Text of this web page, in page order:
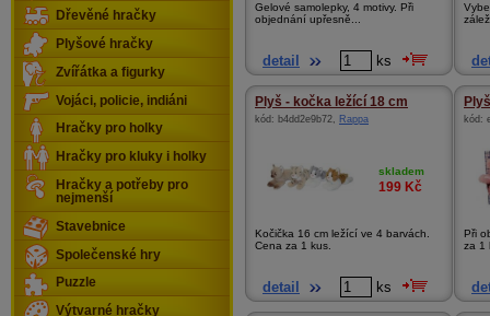
Gelové samolepky, 4 motivy. Při
objednání upřesně...
detail ks
Plyš - kočka ležící 18 cm
kód: b4dd2e9b72, Rappa
skladem
199 Kč
Kočička 16 cm ležící ve 4 barvách.
Cena za 1 kus.
detail ks
kód:
Při
za 1
Dřevěné hračky
Plyšové hračky
Zvířátka a figurky
Vojáci, policie, indiáni
Hračky pro holky
Hračky pro kluky i holky
Hračky a potřeby pro
nejmenší
Stavebnice
Společenské hry
Puzzle
Výtvarné hračky